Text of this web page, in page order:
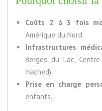
Coûts 2 à 3 fois
Amérique du Nord.
Infrastructures
Berges du Lac,
Hached).
Prise en charge
enfants.